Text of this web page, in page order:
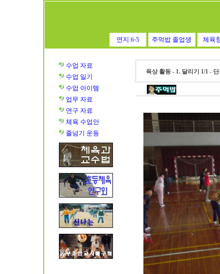
연지 6-5 주먹밥 졸업생 체육
수업 자료
수업 일기
수업 아이템
업무 자료
연구 자료
체육 수업안
줄넘기 운동
육상 활동 - 1. 달리기 1/1 -